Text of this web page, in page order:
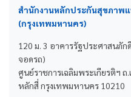
สำนักงานหลักประกันสุขภาพ
(กรุงเทพมหานคร)
120 ม. 3 อาคารรัฐประศาสนภั
จอดรถ)
ศูนย์ราชการเฉลิมพระเกียรติฯ
หลักสี่ กรุงเทพมหานคร 10210